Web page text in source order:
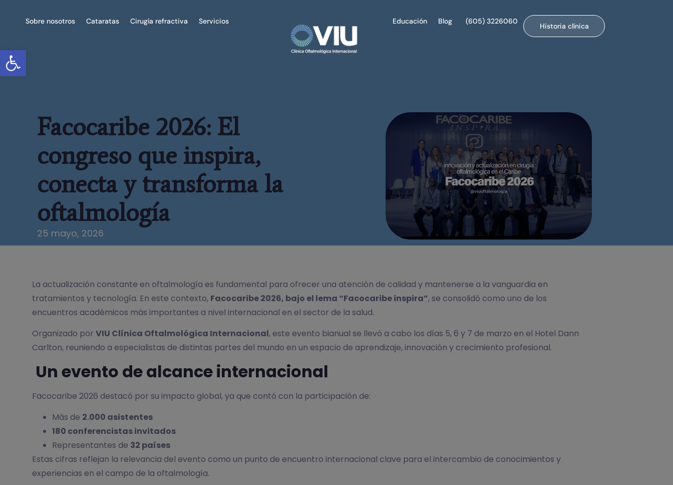
Abrir barra de herramientas
Sobre nosotros Cataratas Cirugía refractiva Servicios Educación Blog (605) 3226060
Historia clínica
Facocaribe 2026: El
congreso que inspira,
conecta y transforma la
oftalmología
25 mayo, 2026
La actualización constante en oftalmología es fundamental para ofrecer una atención de calidad y mantenerse a la vanguardia en
tratamientos y tecnología. En este contexto, Facocaribe 2026, bajo el lema “Facocaribe inspira”, se consolidó como uno de los
encuentros académicos más importantes a nivel internacional en el sector de la salud.
Organizado por VIU Clínica Oftalmológica Internacional, este evento bianual se llevó a cabo los días 5, 6 y 7 de marzo en el Hotel Dann
Carlton, reuniendo a especialistas de distintas partes del mundo en un espacio de aprendizaje, innovación y crecimiento profesional.
Un evento de alcance internacional
Facocaribe 2026 destacó por su impacto global, ya que contó con la participación de:
Más de 2.000 asistentes
180 conferencistas invitados
Representantes de 32 países
Estas cifras reflejan la relevancia del evento como un punto de encuentro internacional clave para el intercambio de conocimientos y
experiencias en el campo de la oftalmología.